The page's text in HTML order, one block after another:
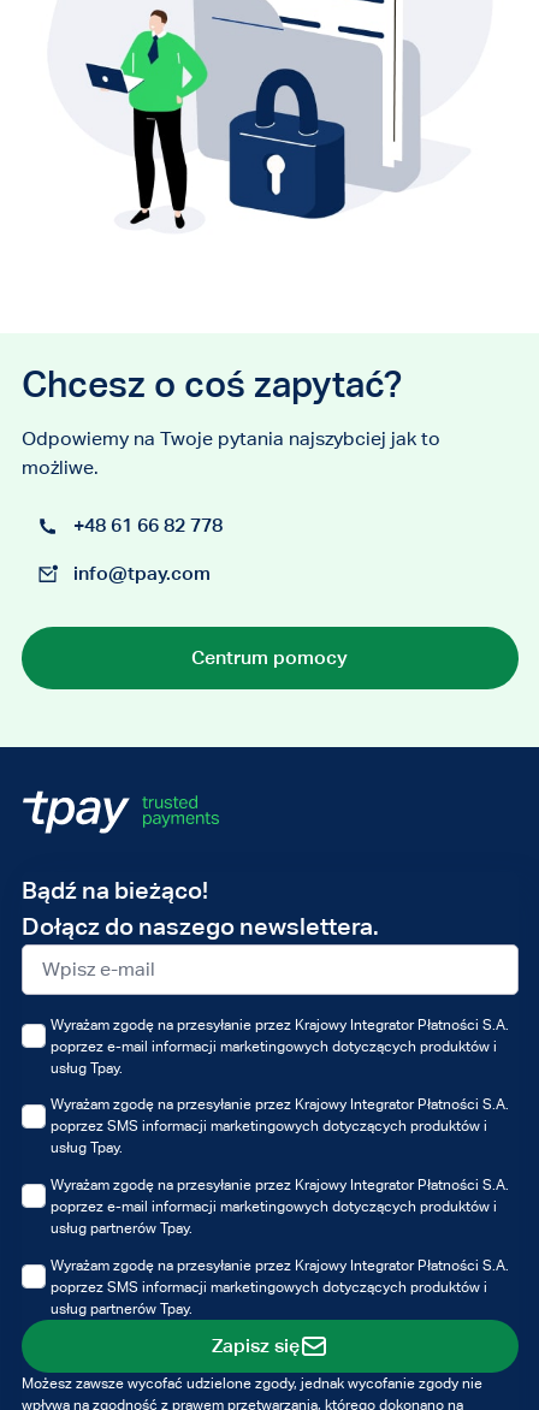
Chcesz o coś zapytać?
Odpowiemy na Twoje pytania najszybciej jak to
możliwe.
+48 61 66 82 778
info@tpay.com
Centrum pomocy
Bądź na bieżąco!
Dołącz do naszego newslettera.
Adres
e-
mail
Wyrażam zgodę na przesyłanie przez Krajowy Integrator Płatności S.A.
poprzez e-mail informacji marketingowych dotyczących produktów i
usług Tpay.
Wyrażam zgodę na przesyłanie przez Krajowy Integrator Płatności S.A.
poprzez SMS informacji marketingowych dotyczących produktów i
usług Tpay.
Wyrażam zgodę na przesyłanie przez Krajowy Integrator Płatności S.A.
poprzez e-mail informacji marketingowych dotyczących produktów i
usług partnerów Tpay.
Wyrażam zgodę na przesyłanie przez Krajowy Integrator Płatności S.A.
poprzez SMS informacji marketingowych dotyczących produktów i
usług partnerów Tpay.
Zapisz się
Możesz zawsze wycofać udzielone zgody, jednak wycofanie zgody nie
wpływa na zgodność z prawem przetwarzania, którego dokonano na